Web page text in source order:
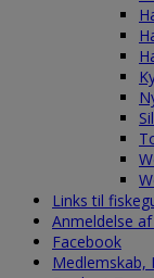
Links til
Anmeldelse
Facebook
Medlemskab,